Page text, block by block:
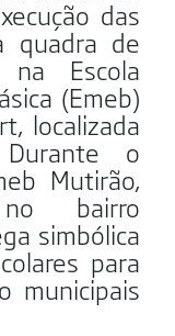
das
quadra de
Escola
(Emeb)
localizada
o
Mutirão,
bairro
simbólica
para
municipais